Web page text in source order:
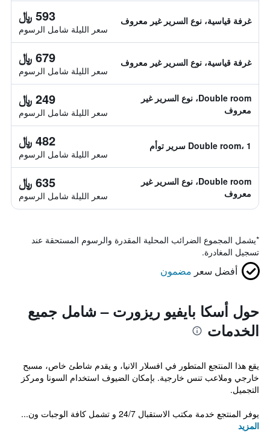
غرفة قياسية، نوع السرير غير معروف 593 ﷼
سعر الليلة شامل الرسوم
غرفة قياسية، نوع السرير غير معروف 679 ﷼
سعر الليلة شامل الرسوم
Double room، نوع السرير غير
معروف
249 ﷼
سعر الليلة شامل الرسوم
Double room، 1 سرير توأم 482 ﷼
سعر الليلة شامل الرسوم
Double room، نوع السرير غير
معروف
635 ﷼
سعر الليلة شامل الرسوم
*يشمل المجموع الضرائب المحلية المقدرة والرسوم المستحقة عند
تسجيل المغادرة.
أفضل سعر مضمون
حول أسكا بايفيو ريزورت – شامل جميع
الخدمات
يقع هذا المنتجع المتطور في افسلار الانيا، و يقدم شاطئ خاص، مسبح
خارجي وملاعب تنس خارجية. بإمكان الضيوف استخدام السونا ومركز
التجميل.
يوفر المنتجع خدمة مكتب الاستقبال 24/7 و تشمل كافة الوجبات ون...
المزيد